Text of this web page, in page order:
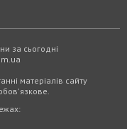
за сьогодні
матеріалів сайту